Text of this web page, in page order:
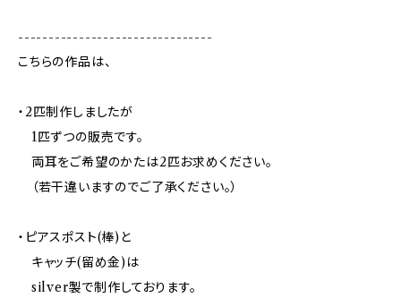
--------------------------------
こちらの作品は、
・2匹制作しましたが
1匹ずつの販売です。
両耳をご希望のかたは2匹お求めください。
（若干違いますのでご了承ください。）
・ピアスポスト(棒)と
キャッチ(留め金)は
silver製で制作しております。